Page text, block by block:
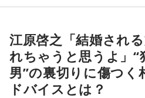
江原啓之「結婚され
れちゃうと思うよ」“
男”の裏切りに傷つく
ドバイスとは？